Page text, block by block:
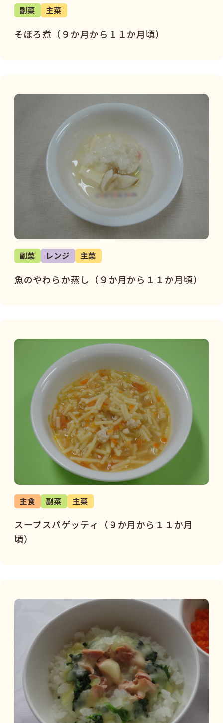
副菜 主菜
そぼろ煮（９か月から１１か月頃）
副菜 レンジ 主菜
魚のやわらか蒸し（９か月から１１か月頃）
主食 副菜 主菜
スープスパゲッティ（９か月から１１か月
頃）